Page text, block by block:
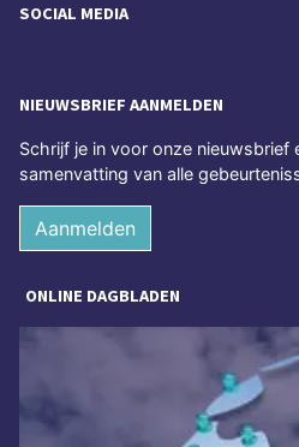
SOCIAL MEDIA
NIEUWSBRIEF AANMELDEN
Schrijf je in voor onze nieuwsbrief
samenvatting van alle
Aanmelden
ONLINE DAGBLADEN